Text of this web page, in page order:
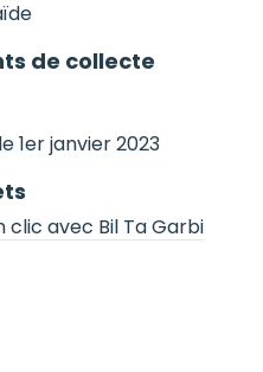
de collecte
1er janvier 2023
clic avec Bil Ta Garbi